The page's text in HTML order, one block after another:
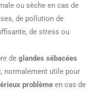
ou sèche en cas de
de pollution de
de stress ou
de glandes sébacées
normalement utile pour
problème en cas de